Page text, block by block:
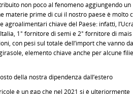
non poco al fenomeno aggiungendo un
materie prime di cui il nostro paese è molto
agroalimentari chiave del Paese: infatti,
1° fornitore di semi e 2° fornitore di
con pesi sul totale dell’import che vanno
elemento chiave anche per alcune
della nostra dipendenza dall’estero
è un gap che nel 2021 si è ulteriormente